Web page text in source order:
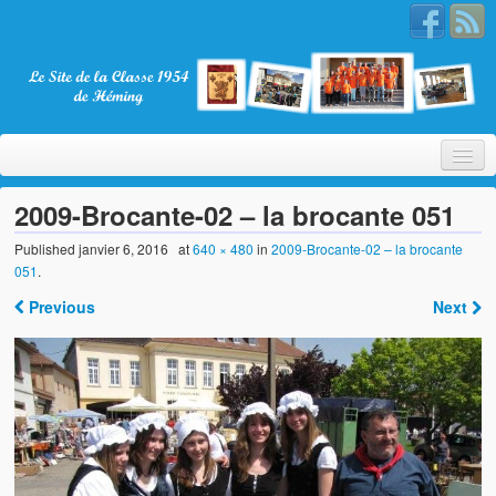
Bienvenue
La Classe 1954
Présentation
Les membres
Nos partenaires
2009-Brocante-02 – la brocante 051
Publishedjanvier 6, 2016 at640 × 480 in2009-Brocante-02 – la brocante
051.
Previous Next